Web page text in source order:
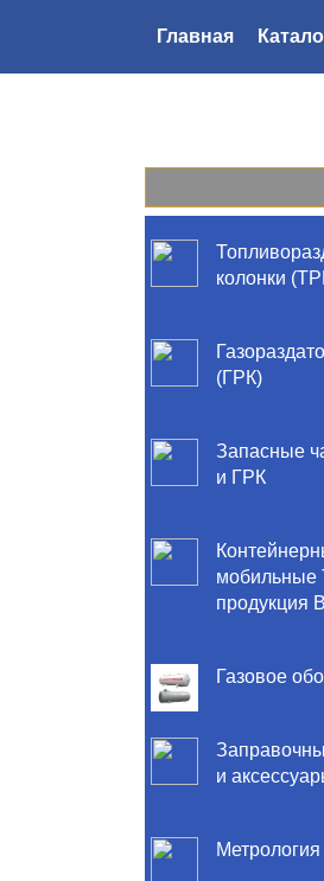
Главная
колонки
(ГРК)
Запасные
и ГРК
мобильные
продукция
Газовое
и
Метрология